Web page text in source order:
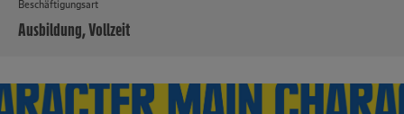
Beschäftigungsart
Ausbildung, Vollzeit